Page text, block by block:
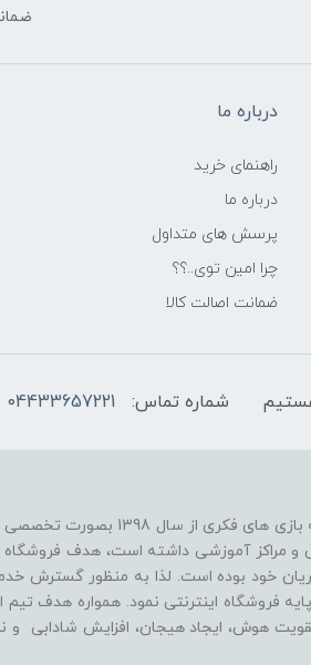
درباره ما
راهنمای خرید
درباره ما
پرسش های متداول
چرا امین توی..؟؟
ضمانت اصالت کالا
شماره تماس: 04433657221
فروشگاه امین فعالیت خود را در زمینه
مراکز آموزشی داشته است، هدف فروشگاه
خود بوده است. لذا به منظور گسترش
پایه فروشگاه اینترنتی نمود. همواره هدف
هوش، ایجاد هیجان، افزایش شادابی و